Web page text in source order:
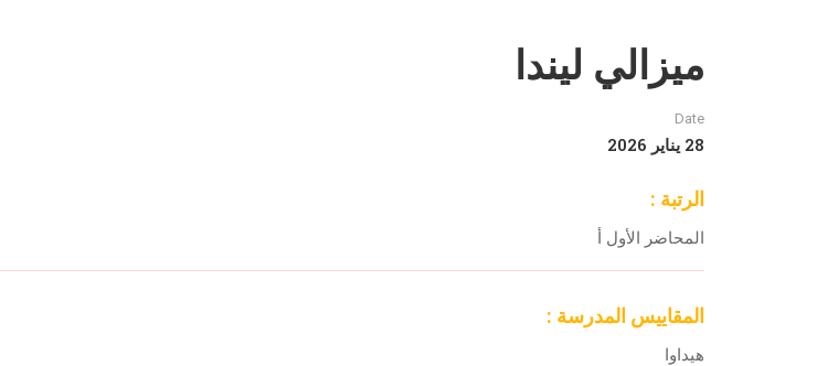
ميزالي ليندا
Date
28 يناير 2026
الرتبة :
المحاضر الأول أ
المقاييس المدرسة :
هيداوا